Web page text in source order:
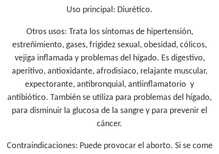
Uso principal: Diurético.
Otros usos: Trata los síntomas de hipertensión,
estreñimiento, gases, frigidez sexual, obesidad, cólicos,
vejiga inflamada y problemas del hígado. Es digestivo,
aperitivo, antioxidante, afrodisiaco, relajante muscular,
expectorante, antibronquial, antiinflamatorio y
antibiótico. También se utiliza para problemas del hígado,
para disminuir la glucosa de la sangre y para prevenir el
cáncer.
Contraindicaciones: Puede provocar el aborto. Si se come